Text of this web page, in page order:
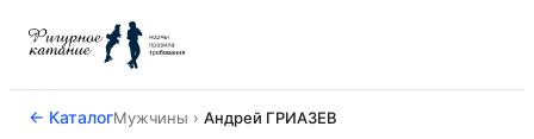
← КаталогМужчины › Андрей ГРИАЗЕВ